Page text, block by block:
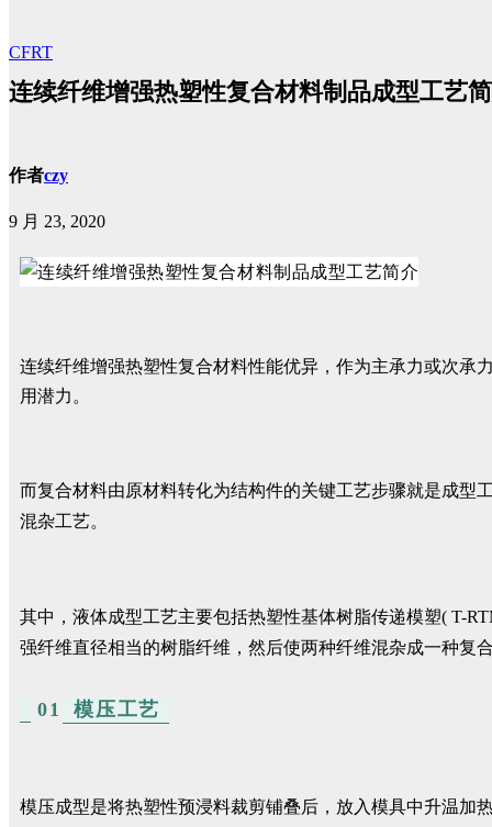
CFRT
连续纤维增强热塑性复合材料制品成型工艺
作者czy
9 月 23, 2020
连续纤维增强热塑性复合材料性能优异，作为主承力或次承
用潜力。
而复合材料由原材料转化为结构件的关键工艺步骤就是成型
混杂工艺。
其中，液体成型工艺主要包括热塑性基体树脂传递模塑( T-
强纤维直径相当的树脂纤维，然后使两种纤维混杂成一种复
01 模压工艺
模压成型是将热塑性预浸料裁剪铺叠后，放入模具中升温加